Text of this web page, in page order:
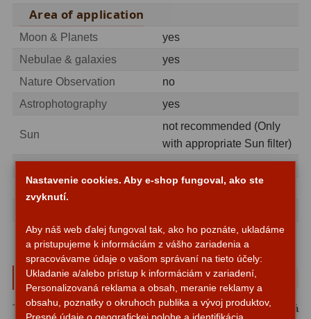
Motorové pohony13
Protizávažia3
Iné27
Zrkadielka a hranoly
Diagonálne zrkadielka 36
Diagonálne hranoly
Amici hranoly 45°11
Amici hranoly 90°7
Astrofotografia306
Area of application
Moon & Planets
yes
Nebulae & galaxies
yes
Nature Observation
no
Astrophotography
yes
Sun
not recommended (Only
with appropriate Sun filter)
recommended for
yes
Observatories
no
Parametre a špecifikácie
Typ ďalekohľadu: Reflektor Montáž: Rovníková
Nastavenie cookies. Aby e-shop fungoval, ako ste
zvyknutí.
Aby náš web ďalej fungoval tak, ako ho poznáte, ukladáme
a pristupujeme k informáciám z vášho zariadenia a
spracovávame údaje o vašom správaní na tieto účely:
Ukladanie a/alebo prístup k informáciám v zariadení,
Personalizovaná reklama a obsah, meranie reklamy a
obsahu, poznatky o okruhoch publika a vývoj produktov,
Presné údaje o geografickej polohe a identifikácia